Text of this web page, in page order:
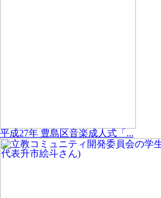
平成27年 豊島区音楽成人式「...